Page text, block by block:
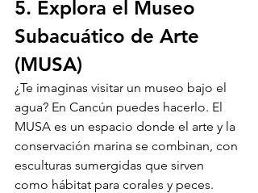
5. Explora el Museo
Subacuático de Arte
(MUSA)
¿Te imaginas visitar un museo bajo el
agua? En Cancún puedes hacerlo. El
MUSA es un espacio donde el arte y la
conservación marina se combinan, con
esculturas sumergidas que sirven
como hábitat para corales y peces.